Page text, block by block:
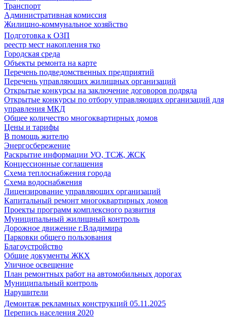
Транспорт
Административная комиссия
Жилищно-коммунальное хозяйство
Подготовка к ОЗП
реестр мест накопления тко
Городская среда
Объекты ремонта на карте
Перечень подведомственных предприятий
Перечень управляющих жилищных организаций
Открытые конкурсы на заключение договоров подряда
Открытые конкурсы по отбору управляющих организаций для
управления МКД
Общее количество многоквартирных домов
Цены и тарифы
В помощь жителю
Энергосбережение
Раскрытие информации УО, ТСЖ, ЖСК
Концессионные соглашения
Схема теплоснабжения города
Схема водоснабжения
Лицензирование управляющих организаций
Капитальный ремонт многоквартирных домов
Проекты программ комплексного развития
Муниципальный жилищный контроль
Дорожное движение г.Владимира
Парковки общего пользования
Благоустройство
Общие документы ЖКХ
Уличное освещение
План ремонтных работ на автомобильных дорогах
Муниципальный контроль
Нарушители
Демонтаж рекламных конструкций 05.11.2025
Перепись населения 2020